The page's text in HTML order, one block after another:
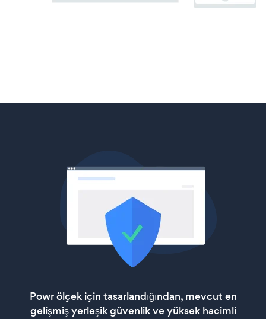
Powr ölçek için tasarlandığından, mevcut en
gelişmiş yerleşik güvenlik ve yüksek hacimli